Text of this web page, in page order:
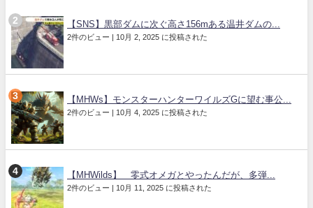
【SNS】黒部ダムに次ぐ高さ156mある温井ダムの...
2件のビュー | 10月 2, 2025 に投稿された
【MHWs】モンスターハンターワイルズGに望む事公...
2件のビュー | 10月 4, 2025 に投稿された
【MHWilds】 零式オメガとやったんだが、多弾...
2件のビュー | 10月 11, 2025 に投稿された